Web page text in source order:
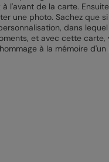
l'avant de la carte.
une photo. Sachez que
dans
et avec cette
à la mémoire d'un